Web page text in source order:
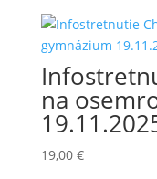
na
19,00 €